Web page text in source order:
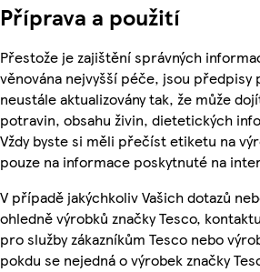
Příprava a použití
Přestože je zajištění správných
věnována nejvyšší péče, jsou
neustále aktualizovány tak, že může
potravin, obsahu živin, dietetických
Vždy byste si měli přečíst etiketu na
pouze na informace poskytnuté na
V případě jakýchkoliv Vašich dotazů
ohledně výrobků značky Tesco,
pro služby zákazníkům Tesco nebo
pokdu se nejedná o výrobek značky